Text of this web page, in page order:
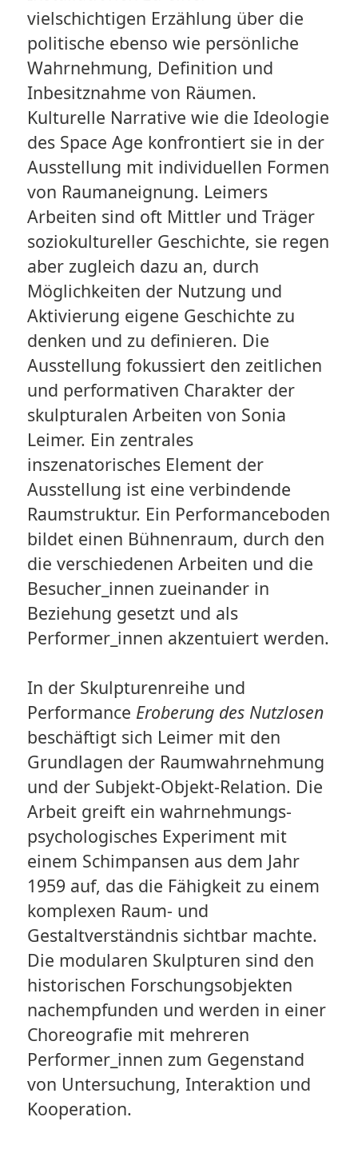
vielschichtigen Erzählung über die
politische ebenso wie persönliche
Wahrnehmung, Definition und
Inbesitznahme von Räumen.
Kulturelle Narrative wie die Ideologie
des Space Age konfrontiert sie in der
Ausstellung mit individuellen Formen
von Raumaneignung. Leimers
Arbeiten sind oft Mittler und Träger
soziokultureller Geschichte, sie regen
aber zugleich dazu an, durch
Möglichkeiten der Nutzung und
Aktivierung eigene Geschichte zu
denken und zu definieren. Die
Ausstellung fokussiert den zeitlichen
und performativen Charakter der
skulpturalen Arbeiten von Sonia
Leimer. Ein zentrales
inszenatorisches Element der
Ausstellung ist eine verbindende
Raumstruktur. Ein Performanceboden
bildet einen Bühnenraum, durch den
die verschiedenen Arbeiten und die
Besucher_innen zueinander in
Beziehung gesetzt und als
Performer_innen akzentuiert werden.
In der Skulpturenreihe und
Performance Eroberung des Nutzlosen
beschäftigt sich Leimer mit den
Grundlagen der Raumwahrnehmung
und der Subjekt-Objekt-Relation. Die
Arbeit greift ein wahrnehmungs-
psychologisches Experiment mit
einem Schimpansen aus dem Jahr
1959 auf, das die Fähigkeit zu einem
komplexen Raum- und
Gestaltverständnis sichtbar machte.
Die modularen Skulpturen sind den
historischen Forschungsobjekten
nachempfunden und werden in einer
Choreografie mit mehreren
Performer_innen zum Gegenstand
von Untersuchung, Interaktion und
Kooperation.